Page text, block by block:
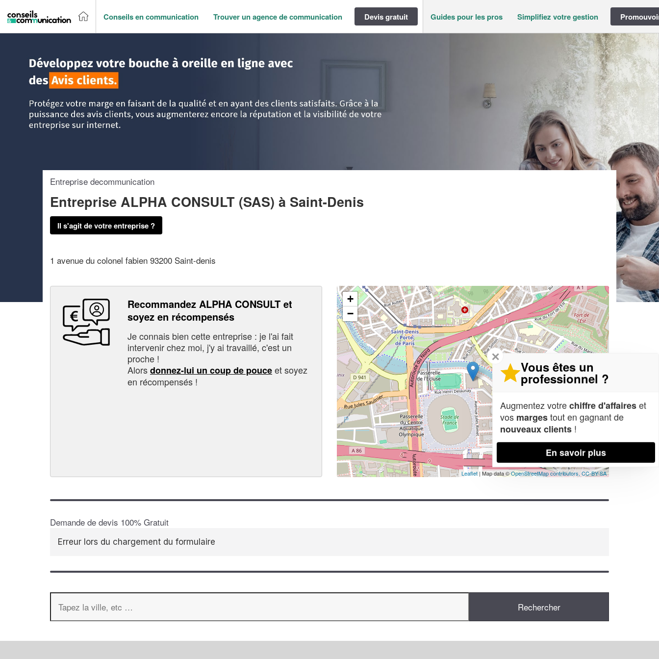
Conseils en communication Trouver un agence de communication Devis gratuit Guides pour les pros Simplifiez votre gestion
Entreprise decommunication
Entreprise ALPHA CONSULT (SAS) à Saint-Denis
Il s'agit de votre entreprise ?
1 avenue du colonel fabien 93200 Saint-denis
Recommandez ALPHA CONSULT et
soyez en récompensés
Je connais bien cette entreprise : je l'ai fait
intervenir chez moi, j'y ai travaillé, c'est un
proche !
Alorsdonnez-lui un coup de pouceet soyez
en récompensés !
+
−
Leaflet | Map data ©OpenStreetMap contributors, CC-BY-SA
Demande de devis 100% Gratuit
Erreur lors du chargement du formulaire
✕
Vous êtes un
professionnel ?
Augmentez votrechiffre d'affaireset
vos margestout en gagnant de
nouveaux clients !
En savoir plus